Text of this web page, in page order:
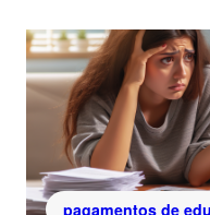
pagamentos de